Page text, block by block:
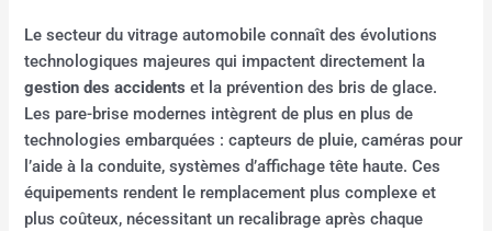
Le secteur du vitrage automobile connaît des évolutions
technologiques majeures qui impactent directement la
gestion des accidents et la prévention des bris de glace.
Les pare-brise modernes intègrent de plus en plus de
technologies embarquées : capteurs de pluie, caméras pour
l’aide à la conduite, systèmes d’affichage tête haute. Ces
équipements rendent le remplacement plus complexe et
plus coûteux, nécessitant un recalibrage après chaque